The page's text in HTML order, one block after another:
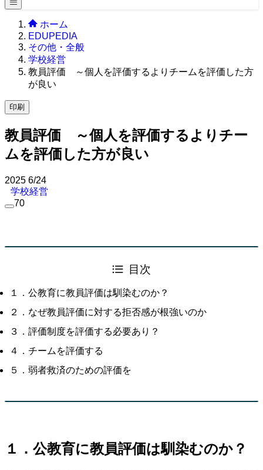
ホーム
EDUPEDIA
その他・全般
学校経営
教員評価 ～個人を評価するよりチームを評価した方
が良い
印刷
教員評価 ～個人を評価するよりチー
ムを評価した方が良い
2025 6/24
学校経営
70
目次
１．公教育に教員評価は馴染むのか？
２．なぜ教員評価に対する拒否感が根強いのか
３．評価制度を評価する必要あり？
４．チームを評価する
５．弱者救済のための評価を
１．公教育に教員評価は馴染むのか？